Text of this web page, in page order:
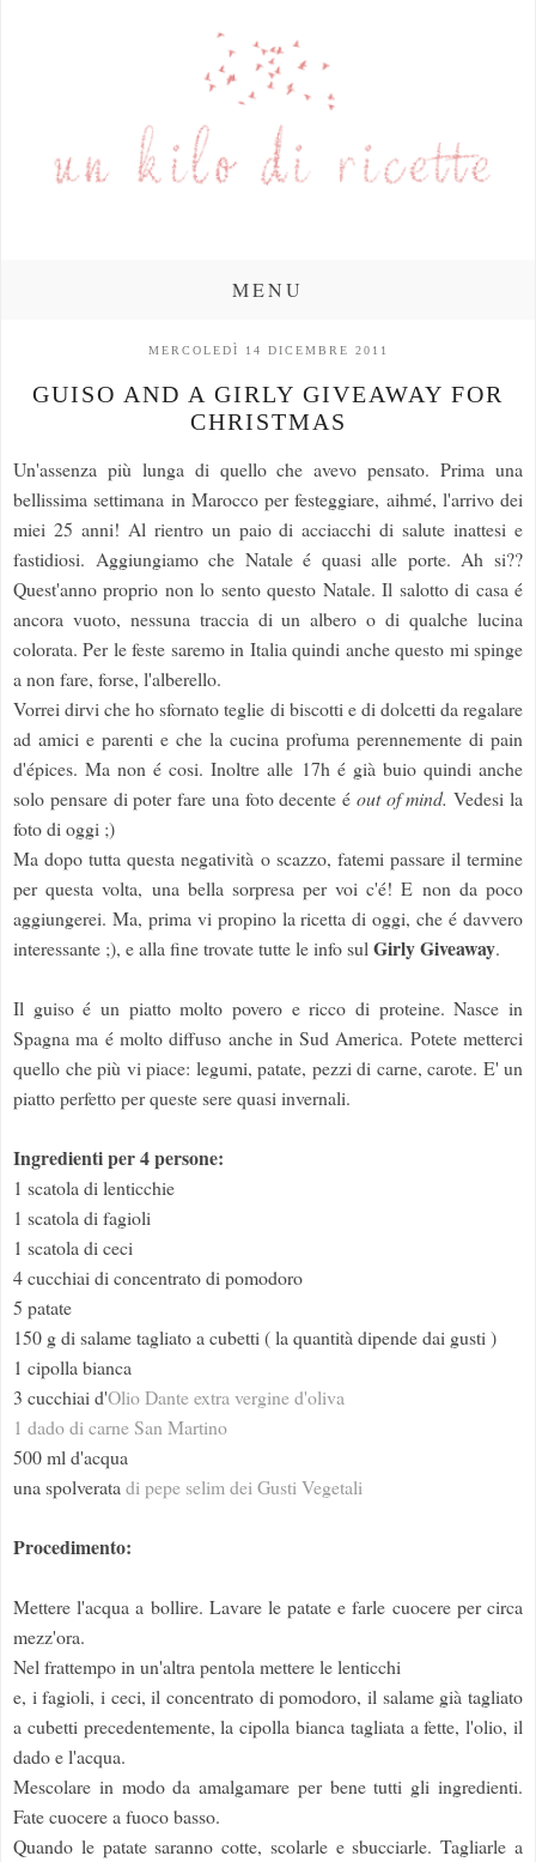
MENU
MERCOLEDÌ 14 DICEMBRE 2011
GUISO AND A GIRLY GIVEAWAY FOR
CHRISTMAS
Un'assenza più lunga di quello che avevo pensato. Prima una
bellissima settimana in Marocco per festeggiare, aihmé, l'arrivo dei
miei 25 anni! Al rientro un paio di acciacchi di salute inattesi e
fastidiosi. Aggiungiamo che Natale é quasi alle porte. Ah si??
Quest'anno proprio non lo sento questo Natale. Il salotto di casa é
ancora vuoto, nessuna traccia di un albero o di qualche lucina
colorata. Per le feste saremo in Italia quindi anche questo mi spinge
a non fare, forse, l'alberello.
Vorrei dirvi che ho sfornato teglie di biscotti e di dolcetti da regalare
ad amici e parenti e che la cucina profuma perennemente di pain
d'épices. Ma non é cosi. Inoltre alle 17h é già buio quindi anche
solo pensare di poter fare una foto decente é out of mind.Vedesi la
foto di oggi ;)
Ma dopo tutta questa negatività o scazzo, fatemi passare il termine
per questa volta, una bella sorpresa per voi c'é! E non da poco
aggiungerei. Ma, prima vi propino la ricetta di oggi, che é davvero
interessante ;), e alla fine trovate tutte le info sulGirlyGiveaway.
Il guiso é un piatto molto povero e ricco di proteine. Nasce in
Spagna ma é molto diffuso anche in Sud America. Potete metterci
quello che più vi piace: legumi, patate, pezzi di carne, carote. E' un
piatto perfetto per queste sere quasi invernali.
Ingredienti per 4 persone:
1 scatola di lenticchie
1 scatola di fagioli
1 scatola di ceci
4 cucchiai di concentrato di pomodoro
5 patate
150 g di salame tagliato a cubetti ( la quantità dipende dai gusti )
1 cipolla bianca
3 cucchiai d'Olio Dante extra vergine d'oliva
1 dado di carne San Martino
500 ml d'acqua
una spolveratadi pepe selim dei Gusti Vegetali
Procedimento:
Mettere l'acqua a bollire. Lavare le patate e farle cuocere per circa
mezz'ora.
Nel frattempo in un'altra pentola mettere le lenticchi
e, i fagioli, i ceci, il concentrato di pomodoro, il salame già tagliato
a cubetti precedentemente, la cipolla bianca tagliata a fette, l'olio, il
dado e l'acqua.
Mescolare in modo da amalgamare per bene tutti gli ingredienti.
Fate cuocere a fuoco basso.
Quando le patate saranno cotte, scolarle e sbucciarle. Tagliarle a